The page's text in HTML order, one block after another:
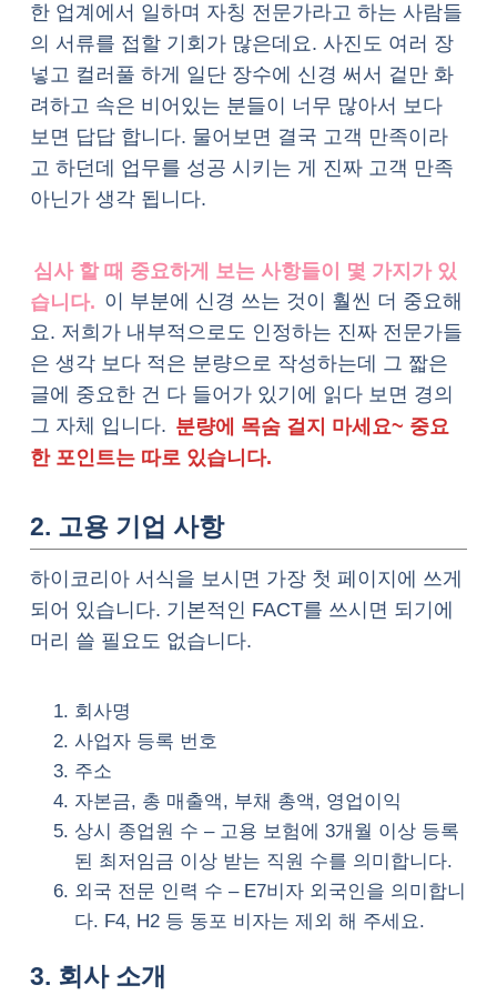
한 업계에서 일하며 자칭 전문가라고 하는 사람들
의 서류를 접할 기회가 많은데요. 사진도 여러 장
넣고 컬러풀 하게 일단 장수에 신경 써서 겉만 화
려하고 속은 비어있는 분들이 너무 많아서 보다
보면 답답 합니다. 물어보면 결국 고객 만족이라
고 하던데 업무를 성공 시키는 게 진짜 고객 만족
아닌가 생각 됩니다.
심사 할 때 중요하게 보는 사항들이 몇 가지가 있
습니다. 이 부분에 신경 쓰는 것이 훨씬 더 중요해
요. 저희가 내부적으로도 인정하는 진짜 전문가들
은 생각 보다 적은 분량으로 작성하는데 그 짧은
글에 중요한 건 다 들어가 있기에 읽다 보면 경의
그 자체 입니다. 분량에 목숨 걸지 마세요~ 중요
한 포인트는 따로 있습니다.
2. 고용 기업 사항
하이코리아 서식을 보시면 가장 첫 페이지에 쓰게
되어 있습니다. 기본적인 FACT를 쓰시면 되기에
머리 쓸 필요도 없습니다.
회사명
사업자 등록 번호
주소
자본금, 총 매출액, 부채 총액, 영업이익
상시 종업원 수 – 고용 보험에 3개월 이상 등록
된 최저임금 이상 받는 직원 수를 의미합니다.
외국 전문 인력 수 – E7비자 외국인을 의미합니
다. F4, H2 등 동포 비자는 제외 해 주세요.
3. 회사 소개